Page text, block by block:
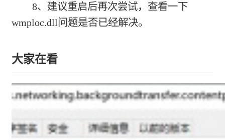
8、建议重启后再次尝试，查看一下
wmploc.dll问题是否已经解决。
大家在看